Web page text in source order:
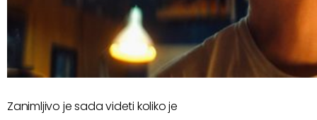
Zanimljivo je sada videti koliko je